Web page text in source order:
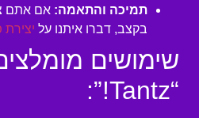
תמיכה והתאמה: אם אתם
בקצב, דברו איתנו על יצירת
שימושים
“Tantz!”: